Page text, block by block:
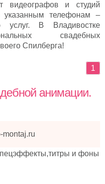
видеографов и студий
указанным телефонам –
услуг. В Владивостке
свадебных
Спилберга!
1
анимации.
montaj.ru
и фоны